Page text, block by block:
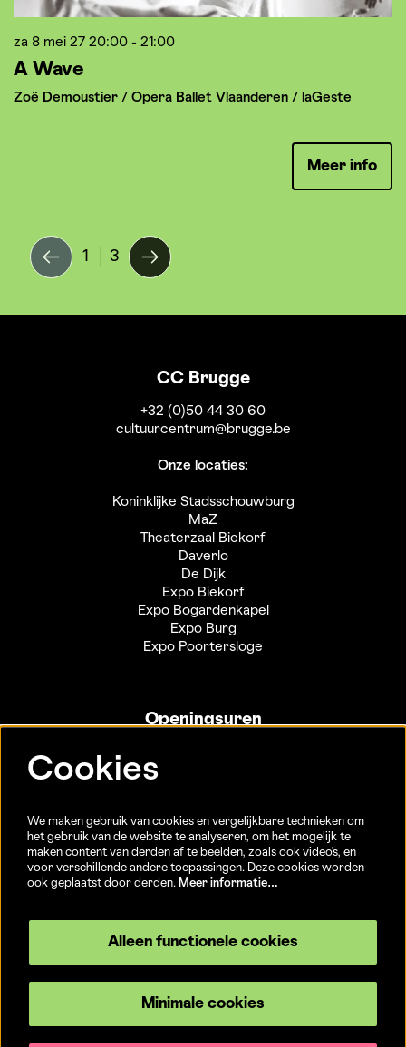
A Wave
Zoë Demoustier / Opera Ballet Vlaanderen / laGeste
za 8 mei 27 20:00 - 21:00
Meer info
1 3
CC Brugge
+32 (0)50 44 30 60
cultuurcentrum@brugge.be
Onze locaties:
Koninklijke Stadsschouwburg
MaZ
Theaterzaal Biekorf
Daverlo
De Dijk
Expo Biekorf
Expo Bogardenkapel
Expo Burg
Expo Poortersloge
Openingsuren
Sint-Jakobsstraat 20
15/08)
© CC Brugge
Cookies
We maken gebruik van cookies en vergelijkbare technieken om
het gebruik van de website te analyseren, om het mogelijk te
maken content van derden af te beelden, zoals ook video’s, en
voor verschillende andere toepassingen. Deze cookies worden
ook geplaatst door derden. Meer informatie…
Alleen functionele cookies
Minimale cookies